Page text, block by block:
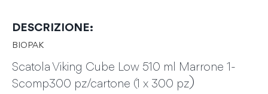
DESCRIZIONE:
BIOPAK
Scatola Viking Cube Low 510 ml Marrone 1-
Scomp300 pz/cartone (1 x 300 pz)